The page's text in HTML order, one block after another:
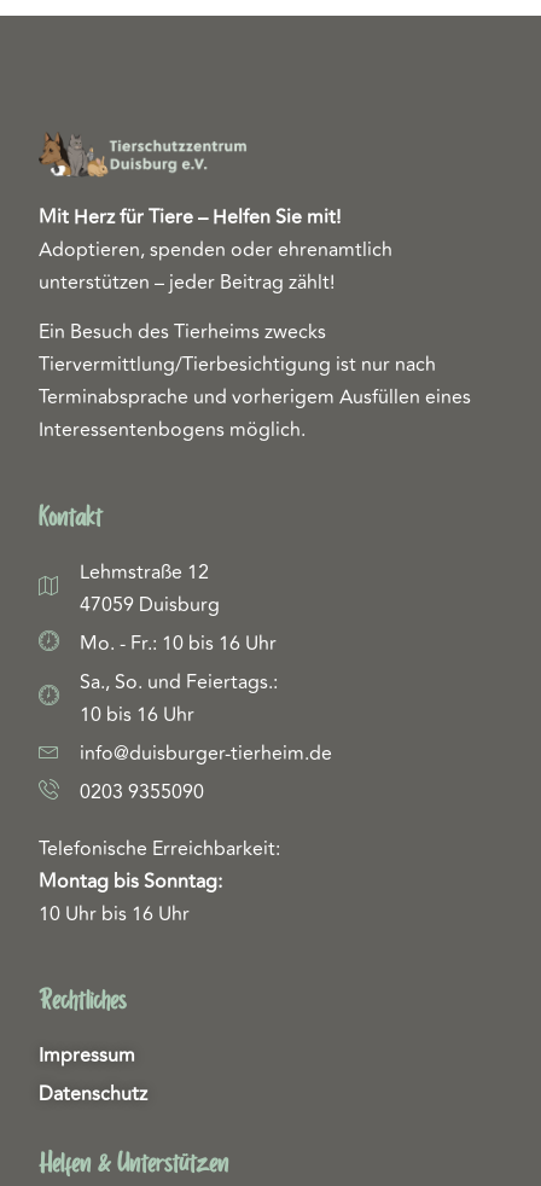
Mit Herz für Tiere – Helfen Sie mit!
Adoptieren, spenden oder ehrenamtlich
unterstützen – jeder Beitrag zählt!
Ein Besuch des Tierheims zwecks
Tiervermittlung/Tierbesichtigung ist nur nach
Terminabsprache und vorherigem Ausfüllen eines
Interessentenbogens möglich.
Kontakt
Lehmstraße 12
47059 Duisburg
Mo. - Fr.: 10 bis 16 Uhr
Sa., So. und Feiertags.:
10 bis 16 Uhr
info@duisburger-tierheim.de
0203 9355090
Telefonische Erreichbarkeit:
Montag bis Sonntag:
10 Uhr bis 16 Uhr
Rechtliches
Impressum
Datenschutz
Helfen & Unterstützen